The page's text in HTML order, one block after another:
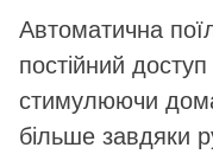
Автоматична
постійний
стимулюючи
більше завдяки